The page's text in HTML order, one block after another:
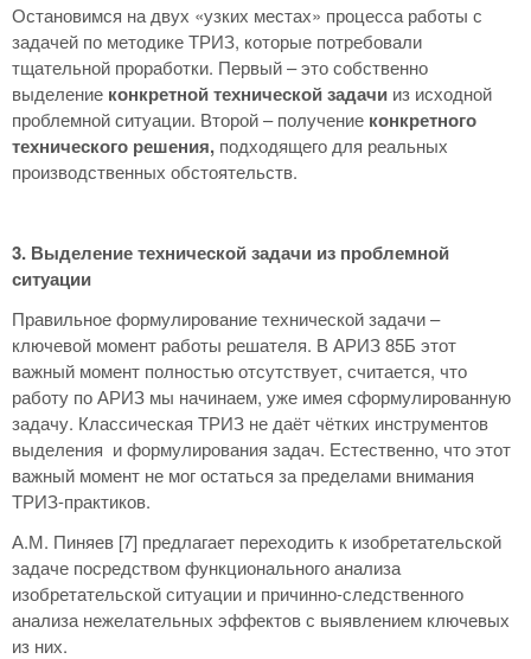
Остановимся на двух «узких местах» процесса работы с
задачей по методике ТРИЗ, которые потребовали
тщательной проработки. Первый – это собственно
выделение конкретной технической задачи из исходной
проблемной ситуации. Второй – получение конкретного
технического решения, подходящего для реальных
производственных обстоятельств.
3. Выделение технической задачи из проблемной
ситуации
Правильное формулирование технической задачи –
ключевой момент работы решателя. В АРИЗ 85Б этот
важный момент полностью отсутствует, считается, что
работу по АРИЗ мы начинаем, уже имея сформулированную
задачу. Классическая ТРИЗ не даёт чётких инструментов
выделения и формулирования задач. Естественно, что этот
важный момент не мог остаться за пределами внимания
ТРИЗ-практиков.
А.М. Пиняев [7] предлагает переходить к изобретательской
задаче посредством функционального анализа
изобретательской ситуации и причинно-следственного
анализа нежелательных эффектов с выявлением ключевых
из них.